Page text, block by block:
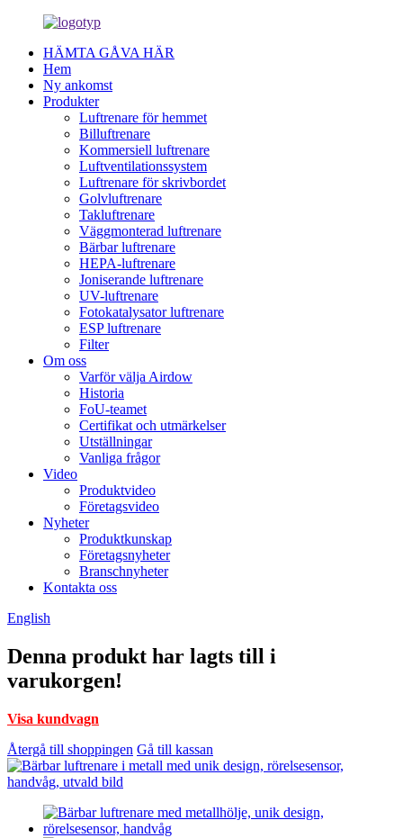
HÄMTA GÅVA HÄR
Hem
Ny ankomst
Produkter
Luftrenare för hemmet
Billuftrenare
Kommersiell luftrenare
Luftventilationssystem
Luftrenare för skrivbordet
Golvluftrenare
Takluftrenare
Väggmonterad luftrenare
Bärbar luftrenare
HEPA-luftrenare
Joniserande luftrenare
UV-luftrenare
Fotokatalysator luftrenare
ESP luftrenare
Filter
Om oss
Varför välja Airdow
Historia
FoU-teamet
Certifikat och utmärkelser
Utställningar
Vanliga frågor
Video
Produktvideo
Företagsvideo
Nyheter
Produktkunskap
Företagsnyheter
Branschnyheter
Kontakta oss
English
Denna produkt har lagts till i
varukorgen!
Visa kundvagn
Återgå till shoppingen Gå till kassan